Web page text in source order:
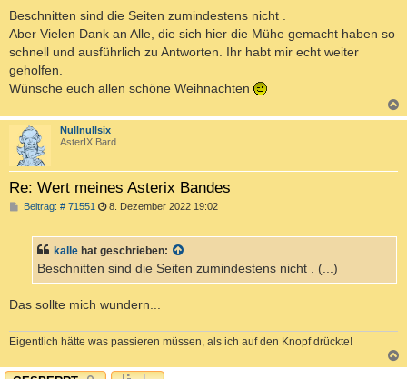
i
r
a
g
Beschnitten sind die Seiten zumindestens nicht .
Aber Vielen Dank an Alle, die sich hier die Mühe gemacht haben so
schnell und ausführlich zu Antworten. Ihr habt mir echt weiter
geholfen.
Wünsche euch allen schöne Weihnachten
a
Nullnullsix
AsterIX Bard
Re: Wert meines Asterix Bandes
Beitrag: # 71551 B
r
a
8. Dezember 2022 19:02
kalle hat geschrieben:
Beschnitten sind die Seiten zumindestens nicht . (...)
Das sollte mich wundern...
Eigentlich hätte was passieren müssen, als ich auf den Knopf drückte!
a